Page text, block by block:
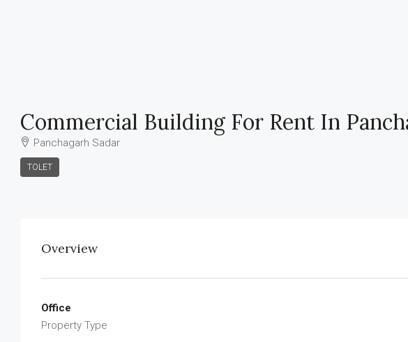
Commercial Building For Rent In
Panchagarh Sadar
TOLET
Overview
Office
Property Type